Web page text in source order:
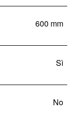
600 mm
Sì
No